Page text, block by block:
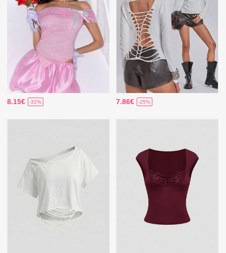
8.15€ -32% 7.86€ -25%